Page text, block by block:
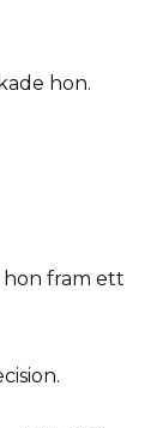
hon.
hon fram ett